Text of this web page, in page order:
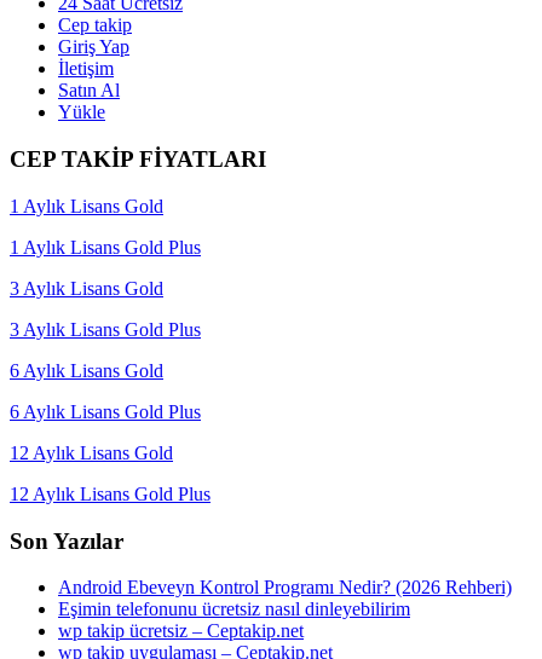
Cep takip
Giriş Yap
İletişim
Satın Al
Yükle
CEP TAKİP FİYATLARI
1 Aylık Lisans Gold
1 Aylık Lisans Gold Plus
3 Aylık Lisans Gold
3 Aylık Lisans Gold Plus
6 Aylık Lisans Gold
6 Aylık Lisans Gold Plus
12 Aylık Lisans Gold
12 Aylık Lisans Gold Plus
Son Yazılar
Android Ebeveyn Kontrol Programı Nedir? (2026 Rehberi)
Eşimin telefonunu ücretsiz nasıl dinleyebilirim
wp takip ücretsiz – Ceptakip.net
wp takip uygulaması – Ceptakip.net